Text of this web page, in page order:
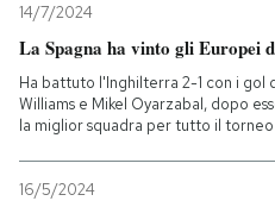
14/7/2024
La Spagna ha vinto gli Europei
Ha battuto l'Inghilterra 2-1 con i gol
Williams e Mikel Oyarzabal, dopo
la miglior squadra per tutto il torneo
16/5/2024